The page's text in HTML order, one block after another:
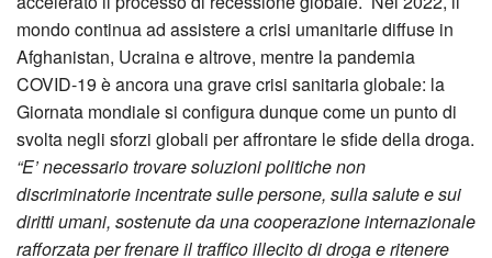
mondo continua ad assistere a crisi umanitarie diffuse in
Afghanistan, Ucraina e altrove, mentre la pandemia
COVID-19 è ancora una grave crisi sanitaria globale: la
Giornata mondiale si configura dunque come un punto di
svolta negli sforzi globali per affrontare le sfide della droga.
“E’ necessario trovare soluzioni politiche non
discriminatorie incentrate sulle persone, sulla salute e sui
diritti umani, sostenute da una cooperazione internazionale
rafforzata per frenare il traffico illecito di droga e ritenere